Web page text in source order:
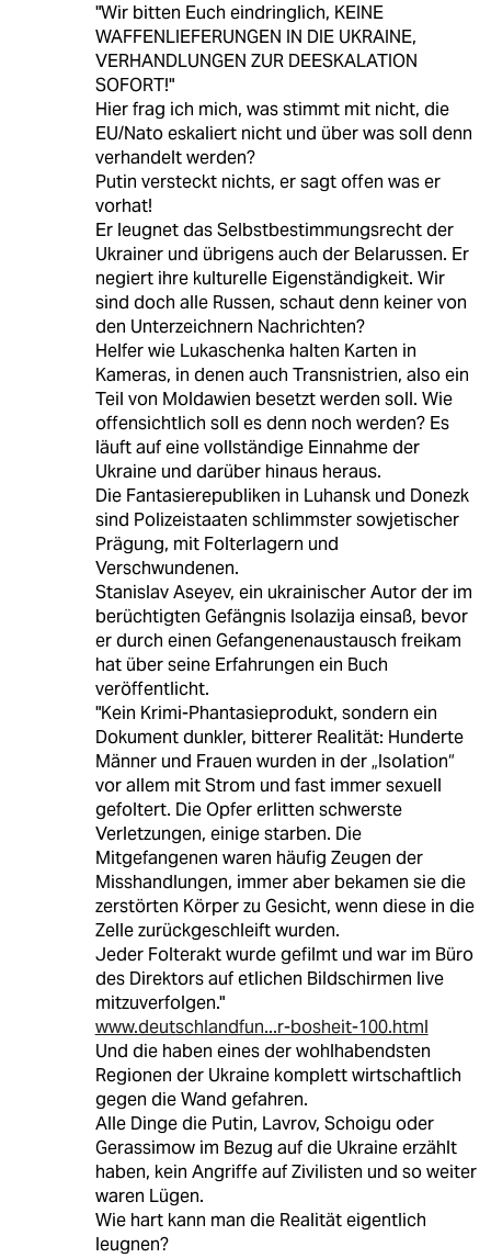
"Wir bitten Euch eindringlich, KEINE
WAFFENLIEFERUNGEN IN DIE UKRAINE,
VERHANDLUNGEN ZUR DEESKALATION
SOFORT!"
Hier frag ich mich, was stimmt mit nicht, die
EU/Nato eskaliert nicht und über was soll denn
verhandelt werden?
Putin versteckt nichts, er sagt offen was er
vorhat!
Er leugnet das Selbstbestimmungsrecht der
Ukrainer und übrigens auch der Belarussen. Er
negiert ihre kulturelle Eigenständigkeit. Wir
sind doch alle Russen, schaut denn keiner von
den Unterzeichnern Nachrichten?
Helfer wie Lukaschenka halten Karten in
Kameras, in denen auch Transnistrien, also ein
Teil von Moldawien besetzt werden soll. Wie
offensichtlich soll es denn noch werden? Es
läuft auf eine vollständige Einnahme der
Ukraine und darüber hinaus heraus.
Die Fantasierepubliken in Luhansk und Donezk
sind Polizeistaaten schlimmster sowjetischer
Prägung, mit Folterlagern und
Verschwundenen.
Stanislav Aseyev, ein ukrainischer Autor der im
berüchtigten Gefängnis Isolazija einsaß, bevor
er durch einen Gefangenenaustausch freikam
hat über seine Erfahrungen ein Buch
veröffentlicht.
"Kein Krimi-Phantasieprodukt, sondern ein
Dokument dunkler, bitterer Realität: Hunderte
Männer und Frauen wurden in der „Isolation“
vor allem mit Strom und fast immer sexuell
gefoltert. Die Opfer erlitten schwerste
Verletzungen, einige starben. Die
Mitgefangenen waren häufig Zeugen der
Misshandlungen, immer aber bekamen sie die
zerstörten Körper zu Gesicht, wenn diese in die
Zelle zurückgeschleift wurden.
Jeder Folterakt wurde gefilmt und war im Büro
des Direktors auf etlichen Bildschirmen live
mitzuverfolgen."
www.deutschlandfun...r-bosheit-100.html
Und die haben eines der wohlhabendsten
Regionen der Ukraine komplett wirtschaftlich
gegen die Wand gefahren.
Alle Dinge die Putin, Lavrov, Schoigu oder
Gerassimow im Bezug auf die Ukraine erzählt
haben, kein Angriffe auf Zivilisten und so weiter
waren Lügen.
Wie hart kann man die Realität eigentlich
leugnen?